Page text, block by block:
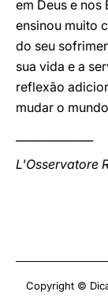
em Deus e nos
ensinou muito
do seu
sua vida e a
reflexão
mudar o
L'Osservatore
Copyright ©